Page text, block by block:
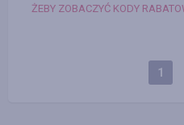
ŻEBY ZOBACZYĆ KODY
1